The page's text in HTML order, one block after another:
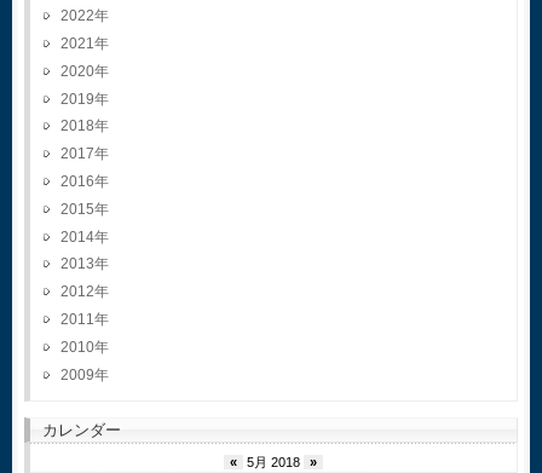
2022
2021
2020
2019
2018
2017
2016
2015
2014
2013
2012
2011
2010
2009
カレンダー
« 5月 2018
»